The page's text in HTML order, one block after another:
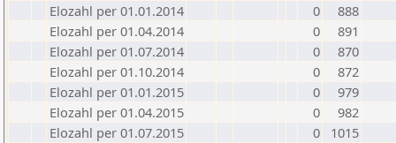
Elozahl per 01.01.2014
0
888
Elozahl per 01.04.2014
0
891
Elozahl per 01.07.2014
0
870
Elozahl per 01.10.2014
0
872
Elozahl per 01.01.2015
0
979
Elozahl per 01.04.2015
0
982
Elozahl per 01.07.2015
0
1015